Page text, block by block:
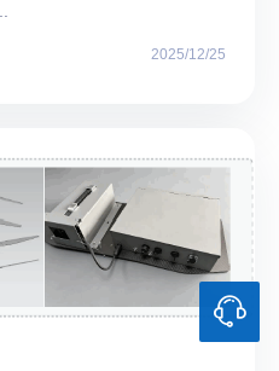
2025/12/25